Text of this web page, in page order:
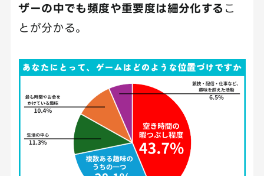
ザーの中でも頻度や重要度は細分化する こ
とが分かる。